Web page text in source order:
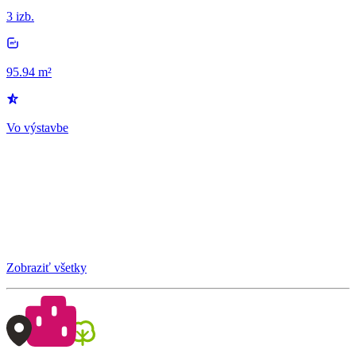
3 izb.
95.94 m²
Vo výstavbe
Zobraziť všetky